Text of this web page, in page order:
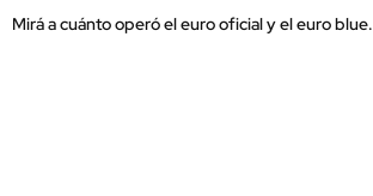
Mirá a cuánto operó el euro oficial y el euro blue.